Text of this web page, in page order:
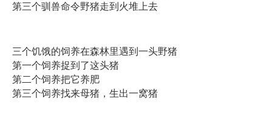
第三个驯兽命令野猪走到火堆上去
三个饥饿的饲养在森林里遇到一头野猪
第一个饲养捉到了这头猪
第二个饲养把它养肥
第三个饲养找来母猪，生出一窝猪